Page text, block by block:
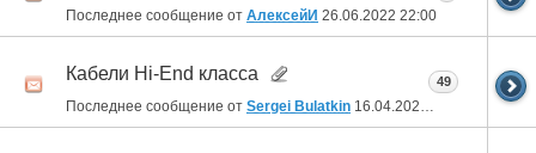
Последнее сообщение от АлексейИ 26.06.2022 22:00
Кабели Hi-End класса
Последнее сообщение от Sergei Bulatkin 16.04.2021 10:17
49